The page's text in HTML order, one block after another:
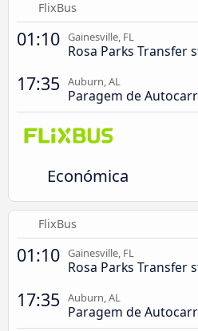
FlixBus
01:10 Gainesville, FL
Rosa Parks Transfer
17:35 Auburn, AL
Paragem de
Económica
FlixBus
01:10 Gainesville, FL
Rosa Parks Transfer
17:35 Auburn, AL
Paragem de